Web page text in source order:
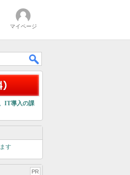
マイページ
IT導入の課
す
PR